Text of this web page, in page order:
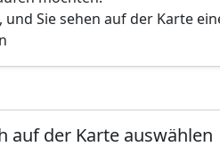
Sie sehen auf der Karte
auf der Karte auswählen